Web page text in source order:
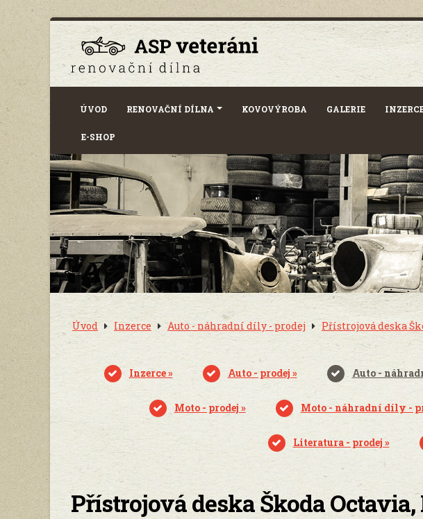
ÚVOD RENOVAČNÍ DÍLNA KOVOVÝROBA GALERIE
E-SHOP
Úvod Inzerce Auto - náhradní díly - prodej Přístrojová deska
Inzerce » Auto - prodej » Auto -
Moto - prodej » Moto - náhradní díly -
Literatura - prodej »
Přístrojová deska Škoda Octavia,